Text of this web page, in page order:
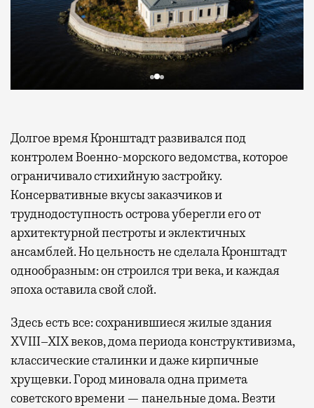
Долгое время Кронштадт развивался под
контролем Военно-морского ведомства, которое
ограничивало стихийную застройку.
Консервативные вкусы заказчиков и
труднодоступность острова уберегли его от
архитектурной пестроты и эклектичных
ансамблей. Но цельность не сделала Кронштадт
однообразным: он строился три века, и каждая
эпоха оставила свой слой.
Здесь есть все: сохранившиеся жилые здания
XVIII–XIX веков, дома периода конструктивизма,
классические сталинки и даже кирпичные
хрущевки. Город миновала одна примета
советского времени — панельные дома. Везти